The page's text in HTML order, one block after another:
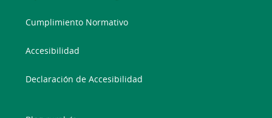
Cumplimiento Normativo
Accesibilidad
Declaración de Accesibilidad